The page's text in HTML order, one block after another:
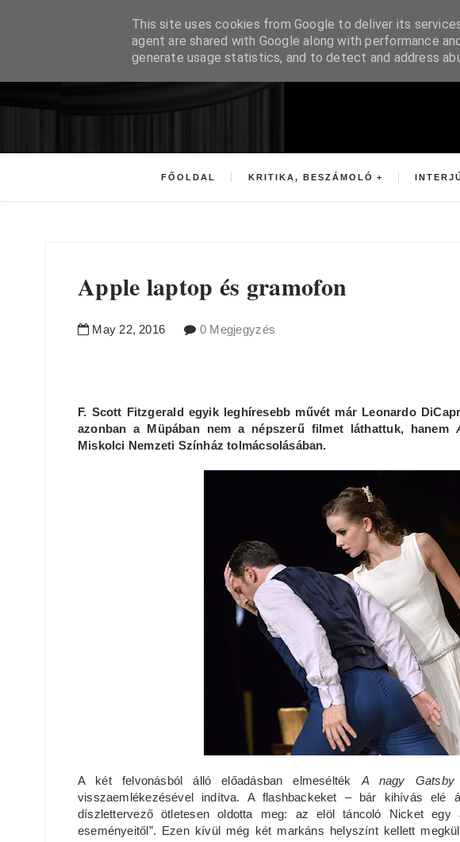
FŐOLDAL KRITIKA, BESZÁMOLÓ
Apple laptop és gramofon
May 22, 2016 0 Megjegyzés
F. Scott Fitzgerald egyik leghíresebb művét már Leonardo
azonban a Müpában nem a népszerű filmet láthattuk, hanem
Miskolci Nemzeti Színház tolmácsolásában.
A két felvonásból álló előadásban elmesélték A nagy Gatsby
visszaemlékezésével indítva. A flashbackeket – bár kihívás elé
díszlettervező ötletesen oldotta meg: az elöl táncoló Nicket egy
eseményeitől”. Ezen kívül még két markáns helyszínt kellett
This site uses cookies from Google to deliver its
agent are shared with Google along with performance
generate usage statistics, and to detect and address